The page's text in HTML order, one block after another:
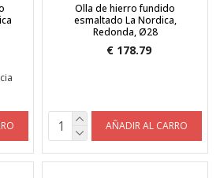
Olla de hierro fundido
esmaltado La Nordica,
Redonda, Ø28
€ 178.79
AÑADIR AL CARRO